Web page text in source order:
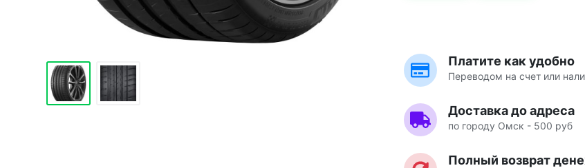
Платите как удобно
Переводом на счет или
Доставка до адреса
по городу Омск - 500 руб
Полный возврат